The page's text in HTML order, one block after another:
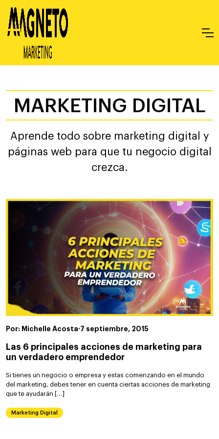
MARKETING DIGITAL
Aprende todo sobre marketing digital y
páginas web para que tu negocio digital
crezca.
Por: Michelle Acosta·7 septiembre, 2015
Las 6 principales acciones de marketing para
un verdadero emprendedor
Si tienes un negocio o empresa y estas comenzando en el mundo
del marketing, debes tener en cuenta ciertas acciones de marketing
que te ayudarán […]
Marketing Digital